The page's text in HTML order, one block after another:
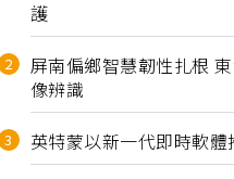
護
屏南偏鄉智慧韌性扎根
像辨識
英特蒙以新一代即時軟